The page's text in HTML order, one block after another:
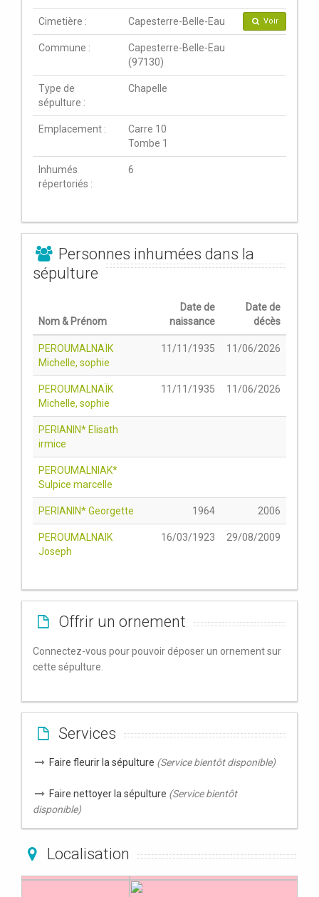
Cimetière : Capesterre-Belle-Eau Voir
Commune :
Capesterre-Belle-Eau
(97130)
Type de
sépulture :
Chapelle
Emplacement :
Carre 10
Tombe 1
Inhumés
répertoriés :
6
Personnes inhumées dans la
sépulture
Nom & Prénom
Date de
naissance
Date de
décès
PEROUMALNAÏK
Michelle, sophie
11/11/1935 11/06/2026
PEROUMALNAÏK
Michelle, sophie
11/11/1935 11/06/2026
PERIANIN* Elisath
irmice
PEROUMALNIAK*
Sulpice marcelle
PERIANIN* Georgette 1964 2006
PEROUMALNAIK
Joseph
16/03/1923 29/08/2009
Offrir un ornement
Connectez-vous pour pouvoir déposer un ornement sur
cette sépulture.
Services
Faire fleurir la sépulture (Service bientôt disponible)
Faire nettoyer la sépulture (Service bientôt
disponible)
Localisation